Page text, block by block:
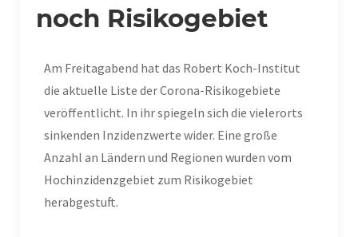
noch Risikogebiet
Am Freitagabend hat das Robert Koch-Institut
die aktuelle Liste der Corona-Risikogebiete
veröffentlicht. In ihr spiegeln sich die vielerorts
sinkenden Inzidenzwerte wider. Eine große
Anzahl an Ländern und Regionen wurden vom
Hochinzidenzgebiet zum Risikogebiet
herabgestuft.